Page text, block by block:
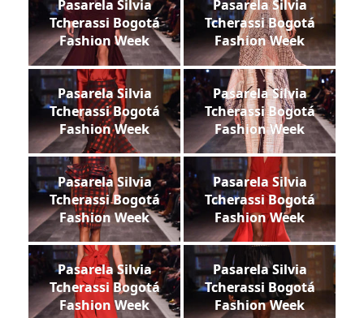
Pasarela Silvia
Tcherassi Bogotá
Fashion Week
Pasarela Silvia
Tcherassi Bogotá
Fashion Week
Pasarela Silvia
Tcherassi Bogotá
Fashion Week
Pasarela Silvia
Tcherassi Bogotá
Fashion Week
Pasarela Silvia
Tcherassi Bogotá
Fashion Week
Pasarela Silvia
Tcherassi Bogotá
Fashion Week
Pasarela Silvia
Tcherassi Bogotá
Fashion Week
Pasarela Silvia
Tcherassi Bogotá
Fashion Week